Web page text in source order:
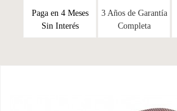
Paga en 4 Meses
Sin Interés
3 Años de Garantía
Completa